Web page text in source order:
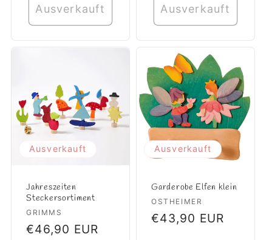
Ausverkauft Ausverkauft
Ausverkauft
Jahreszeiten
Steckersortiment
Anbieter:
GRIMMS
Normaler
€46,90 EUR
Ausverkauft
Garderobe Elfen klein
Anbieter:
OSTHEIMER
Normaler
€43,90 EUR